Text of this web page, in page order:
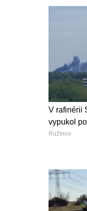
V rafinérii
vypukol
Ružinov